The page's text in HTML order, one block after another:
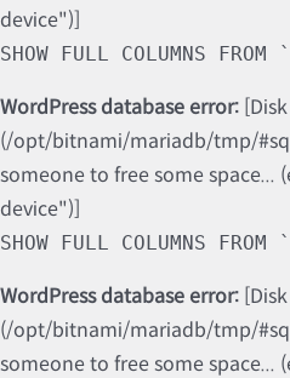
device")]
SHOW FULL COLUMNS
WordPress database error:
(/opt/bitnami/mariadb/tmp/
someone to free some space...
device")]
SHOW FULL COLUMNS
WordPress database error:
(/opt/bitnami/mariadb/tmp/
someone to free some space...